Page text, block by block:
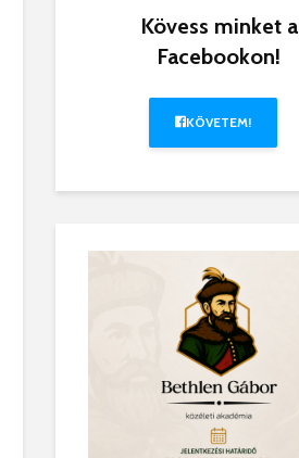
Kövess minket a
Facebookon!
KÖVETEM!